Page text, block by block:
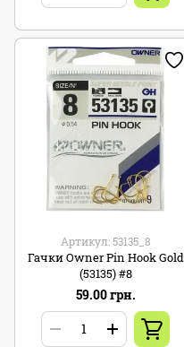
Артикул: 53135_8
Гачки Owner Pin Hook Gold
(53135) #8
59.00 грн.